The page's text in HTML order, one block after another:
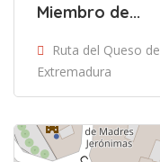
Miembro de...
Ruta del Queso de
Extremadura